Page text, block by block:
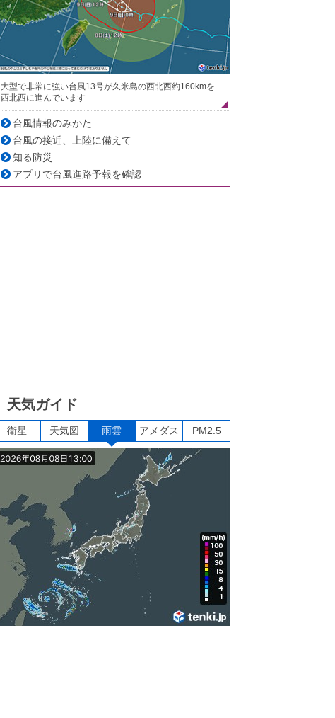
大型で非常に強い台風13号が久米島の西北西約160kmを
西北西に進んでいます
台風情報のみかた
台風の接近、上陸に備えて
知る防災
アプリで台風進路予報を確認
天気ガイド
衛星 天気図 雨雲 アメダス PM2.5